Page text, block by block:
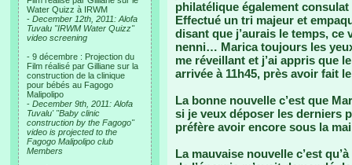
Water Quizz à IRWM
- December 12th, 2011: Alofa
Tuvalu "IRWM Water Quizz"
video screening
- 9 décembre : Projection du
Film réalisé par Gilliane sur la
construction de la clinique
pour bébés au Fagogo
Malipolipo
- December 9th, 2011: Alofa
Tuvalu' "Baby clinic
construction by the Fagogo"
video is projected to the
Fagogo Malipolipo club
Members
philatélique également
Effectué un tri majeur et
disant que j’aurais le temps,
nenni… Marica toujours les
me réveillant et j’ai appris que
arrivée à 11h45, près avoir fait
La bonne nouvelle c’est que
si je veux déposer les derniers
préfère avoir encore sous la
La mauvaise nouvelle c’est